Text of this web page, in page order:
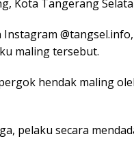
Kota Tangerang
maling tersebut.
hendak maling
pelaku secara